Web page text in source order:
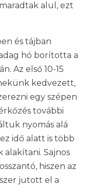
alul, ezt
és tájban
hó borította a
Az első 10-15
kedvezett,
egy szépen
további
nyomás alá
idő alatt is több
Sajnos
hiszen az
jutott el a